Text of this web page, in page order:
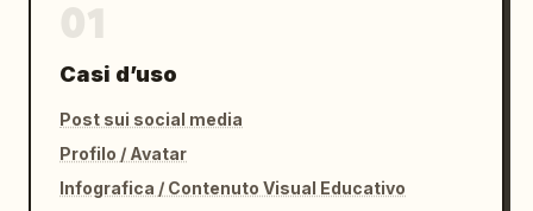
Casi d’uso
Post sui social media
Profilo / Avatar
Infografica / Contenuto Visual Educativo